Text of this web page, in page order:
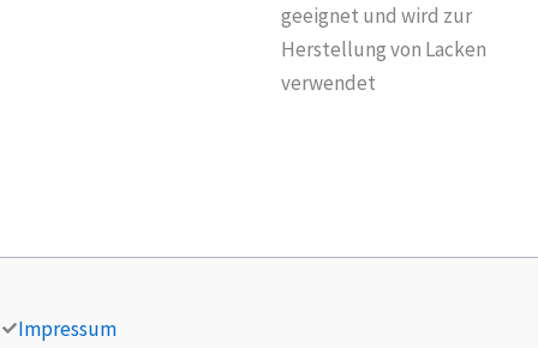
geeignet und wird zur
Herstellung von Lacken
verwendet
Impressum